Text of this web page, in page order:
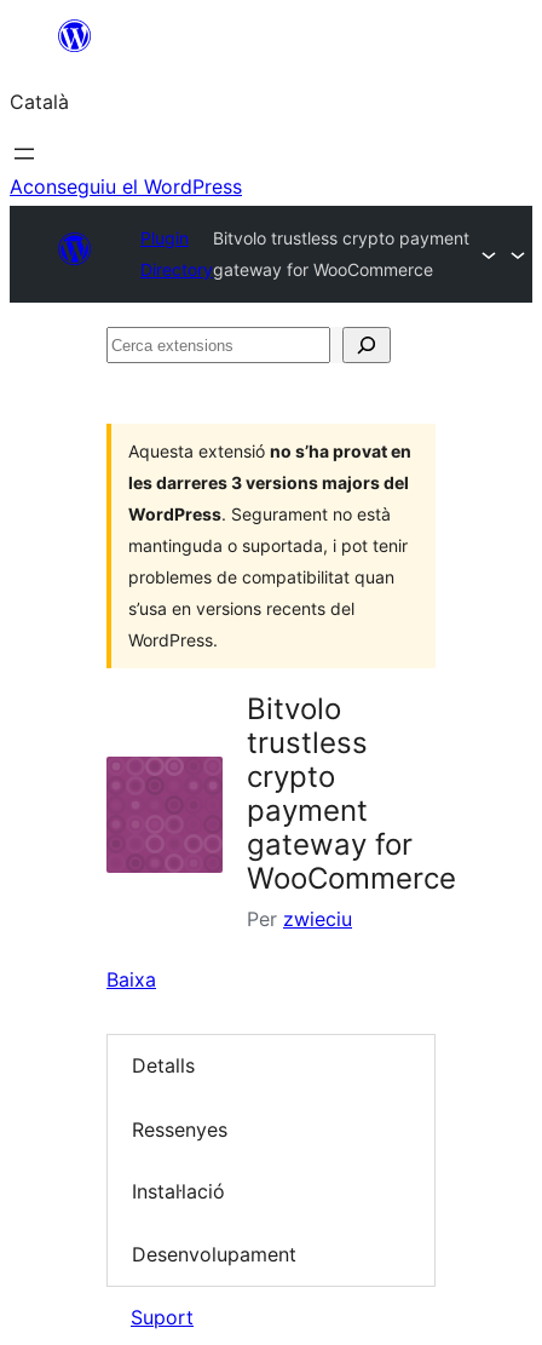
contingut
Català
Aconseguiu el WordPress
Plugin
Directory
Bitvolo trustless crypto payment
gateway for WooCommerce
Cerca
Aquesta extensió no s’ha provat en
les darreres 3 versions majors del
WordPress. Segurament no està
mantinguda o suportada, i pot tenir
problemes de compatibilitat quan
s’usa en versions recents del
WordPress.
Bitvolo
trustless
crypto
payment
gateway for
WooCommerce
Per zwieciu
Baixa
Detalls
Ressenyes
Instal·lació
Desenvolupament
Suport